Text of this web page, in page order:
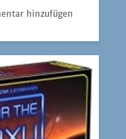
hinzufügen